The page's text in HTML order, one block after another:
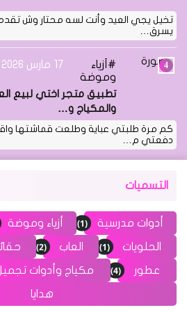
تخيل يجي العيد وأنت لسه محتار وش
يسرق…
أزياء
وموضة
17 مارس 2026
تطبيق متجر اختي لبيع
والمكياج و…
كم مرة طلبتي عباية وطلعت قماشتها
دفعتي م…
التسميات
أدوات مدرسية (1) أزياء وموضة
الحلويات (1) العاب (2)
عطور (4) مكياج وأدوات
هدايا